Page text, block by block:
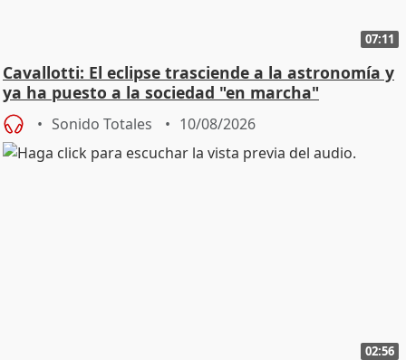
07:11
Cavallotti: El eclipse trasciende a la astronomía y
ya ha puesto a la sociedad "en marcha"
Sonido Totales 10/08/2026
02:56